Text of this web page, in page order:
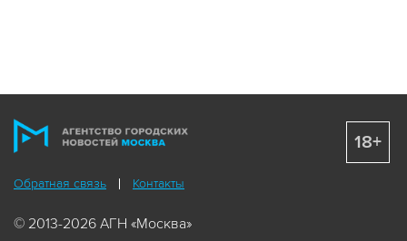
Обратная связь Контакты
© 2013-2026 АГН «Москва»
18+